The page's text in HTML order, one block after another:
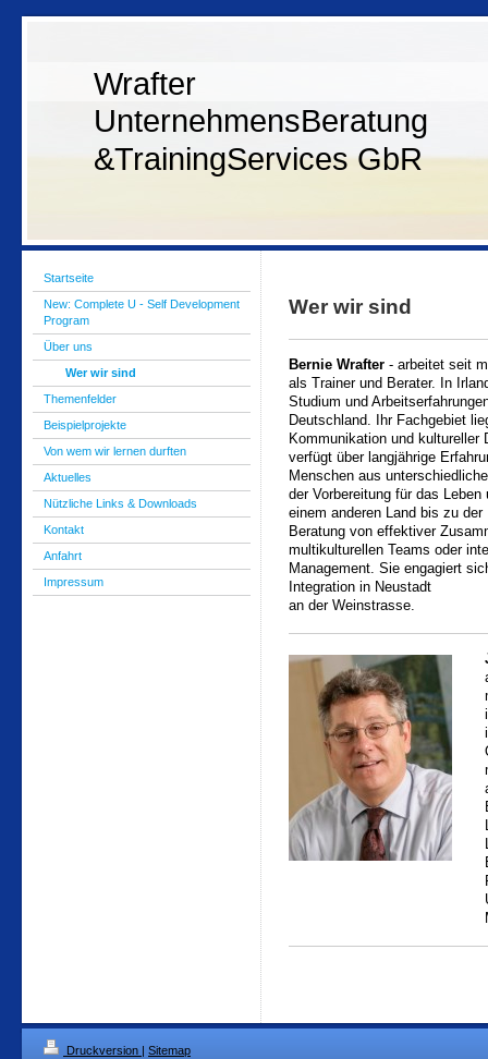
Wrafter
UnternehmensBeratung
&TrainingServices GbR
Startseite
New: Complete U - Self Development
Program
Über uns
Wer wir sind
Themenfelder
Beispielprojekte
Von wem wir lernen durften
Aktuelles
Nützliche Links & Downloads
Kontakt
Anfahrt
Impressum
Wer wir sind
Bernie Wrafter - arbeitet seit
als Trainer und Berater. In
Studium und
Deutschland. Ihr Fachgebiet
Kommunikation und kultureller
verfügt über langjährige
Menschen aus
der Vorbereitung für das Leben
einem anderen Land bis zu der
Beratung von effektiver
multikulturellen Teams oder
Management. Sie engagiert
Integration in Neustadt
an der Weinstrasse.
Druckversion | Sitemap